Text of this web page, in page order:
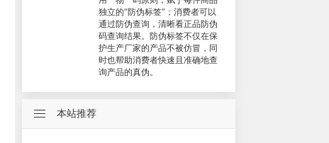
独立的“防伪标签”；消费者可以
通过防伪查询，清晰看正品防伪
码查询结果。防伪标签不仅在保
护生产厂家的产品不被仿冒，同
时也帮助消费者快速且准确地查
询产品的真伪。
本站推荐